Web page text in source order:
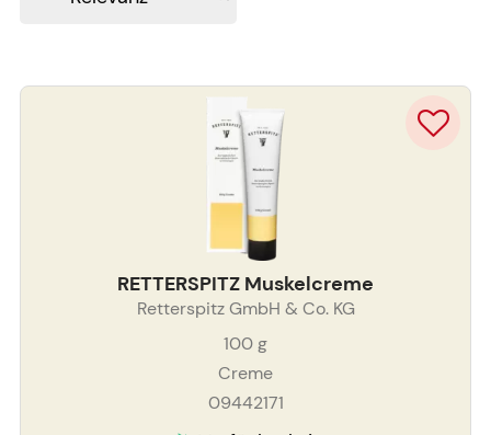
RETTERSPITZ Muskelcreme
Retterspitz GmbH & Co. KG
100g
Creme
09442171